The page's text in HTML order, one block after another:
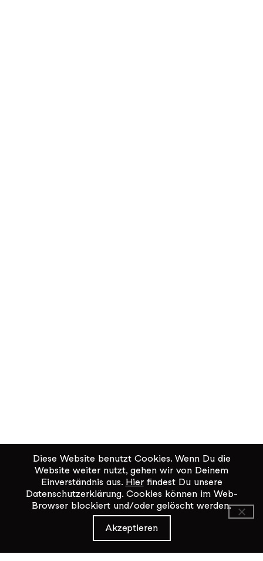
KiK Kultur im Kammgarn
Baumgartenstrasse 19
8200 Schaffhausen
Diese Website benutzt Cookies. Wenn Du die
Website weiter nutzt, gehen wir von Deinem
Einverständnis aus. Hierfindest Du unsere
Datenschutzerklärung. Cookies können im Web-
Browser blockiert und/oder gelöscht werden.
Akzeptieren